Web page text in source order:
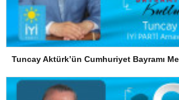
Tuncay Aktürk’ün Cumhuriyet Bayramı